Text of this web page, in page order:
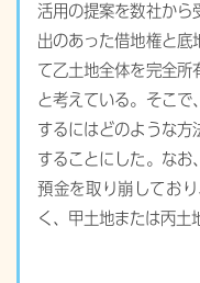
活用の提案を数社から
出のあった借地権と底
て乙土地全体を完全所
と考えている。そこで
するにはどのような方
することにした。なお
預金を取り崩してお
く、甲土地または丙土